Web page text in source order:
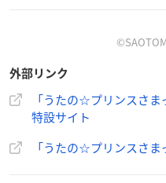
2章：Bet the limit
3章：記憶を辿り、喧騒
4章：それぞれの思惑
DISC2
外部リンク
「うたの☆プリンスさ
特設サイト
「うたの☆プリンスさ